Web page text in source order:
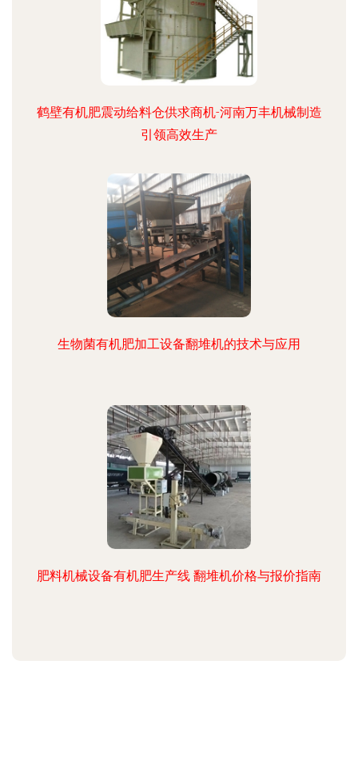
鹤壁有机肥震动给料仓供求商机-河南万丰机械制造
引领高效生产
生物菌有机肥加工设备翻堆机的技术与应用
肥料机械设备有机肥生产线 翻堆机价格与报价指南